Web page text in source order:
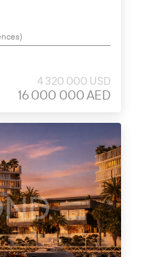
4 320 000 USD
16 000 000 AED